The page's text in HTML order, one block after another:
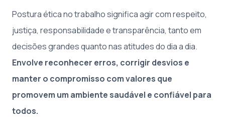
Postura ética no trabalho significa agir com respeito,
justiça, responsabilidade e transparência, tanto em
decisões grandes quanto nas atitudes do dia a dia.
Envolve reconhecer erros, corrigir desvios e
manter o compromisso com valores que
promovem um ambiente saudável e confiável para
todos.